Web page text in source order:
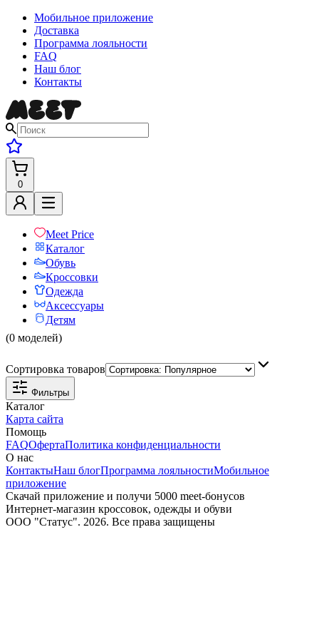
Мобильное приложение
Доставка
Программа лояльности
FAQ
Наш блог
Контакты
0
Meet Price
Каталог
Обувь
Кроссовки
Одежда
Аксессуары
Детям
(0 моделей)
Сортировка товаров
Фильтры
Каталог
Карта сайта
Помощь
FAQОфертаПолитика конфиденциальности
О нас
КонтактыНаш блогПрограмма лояльностиМобильное
приложение
Скачай приложение и получи 5000 meet-бонусов
Интернет-магазин кроссовок, одежды и обуви
ООО "Статус". 2026. Все права защищены